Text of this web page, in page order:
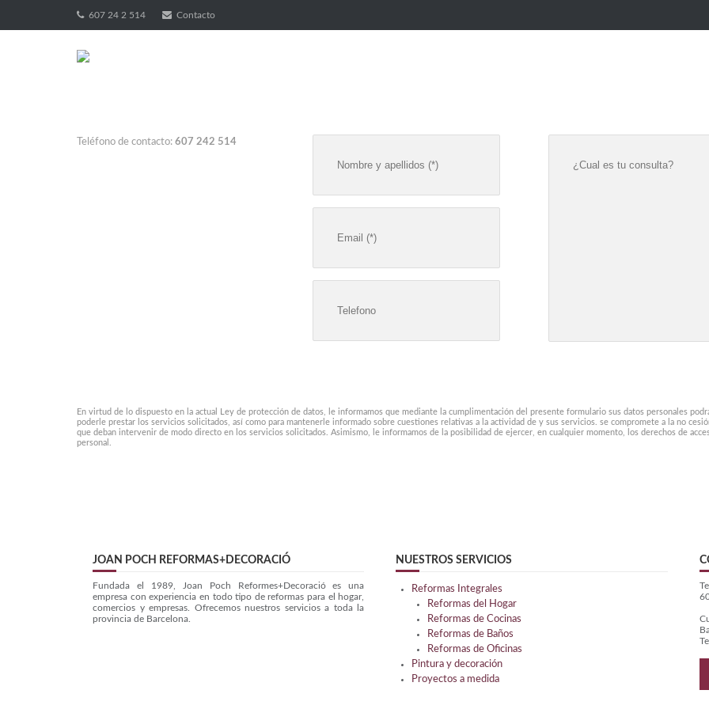
607 24 2 514 Contacto
Teléfono de contacto: 607 242 514
En virtud de lo dispuesto en la actual Ley de protección de datos, le informamos que mediante la cumplimentación del presente formulario sus datos personales
poderle prestar los servicios solicitados, así como para mantenerle informado sobre cuestiones relativas a la actividad de y sus servicios. se compromete a la no
que deban intervenir de modo directo en los servicios solicitados. Asimismo, le informamos de la posibilidad de ejercer, en cualquier momento, los derechos de
personal.
JOAN POCH REFORMAS+DECORACIÓ
Fundada el 1989, Joan Poch Reformes+Decoració es una
empresa con experiencia en todo tipo de reformas para el hogar,
comercios y empresas. Ofrecemos nuestros servicios a toda la
provincia de Barcelona.
NUESTROS SERVICIOS
Reformas Integrales
Reformas del Hogar
Reformas de Cocinas
Reformas de Baños
Reformas de Oficinas
Pintura y decoración
Proyectos a medida